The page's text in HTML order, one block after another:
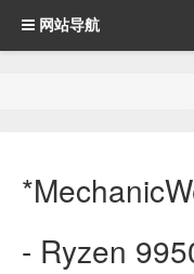
网站导航
- Ryzen